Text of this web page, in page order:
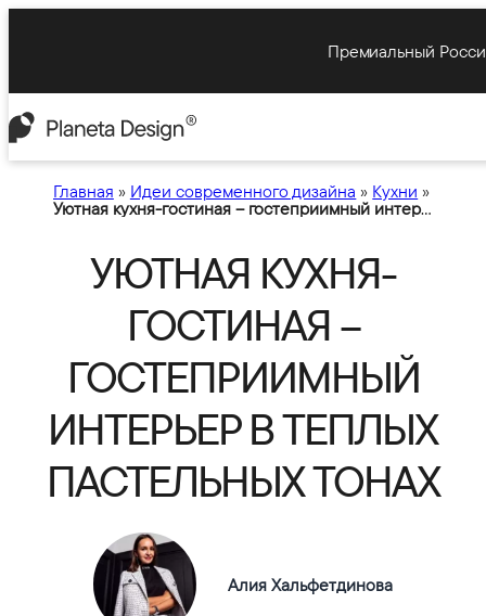
Премиальный
Главная » Идеи современного дизайна » Кухни »
Уютная кухня-гостиная – гостеприимный интерьер в теплых пастельных тонах
УЮТНАЯ КУХНЯ-
ГОСТИНАЯ –
ГОСТЕПРИИМНЫЙ
ИНТЕРЬЕР В ТЕПЛЫХ
ПАСТЕЛЬНЫХ ТОНАХ
Алия Хальфетдинова